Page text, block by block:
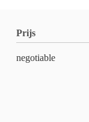
Prijs
negotiable